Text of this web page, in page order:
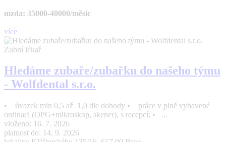
mzda: 35000-40000/měsic
více
Zubní lékař
Hledáme zubaře/zubařku do našeho týmu
- Wolfdental s.r.o.
• úvazek min 0,5 až 1,0 dle dohody • práce v plně vybavené
ordinaci (OPG+mikroskop, skener), s recepcí; • ...
vloženo: 16. 7. 2026
platnost do: 14. 9. 2026